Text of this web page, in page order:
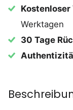
Kostenloser
Werktagen
30 Tage